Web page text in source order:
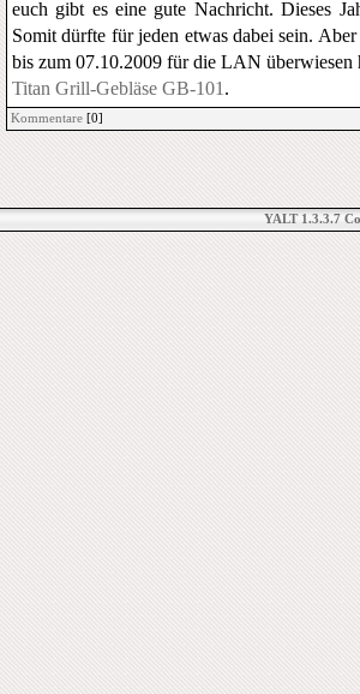
euch gibt es eine gute Nachricht. Dieses
Somit dürfte für jeden etwas dabei sein.
bis zum 07.10.2009 für die LAN überwiesen
Titan Grill-Gebläse GB-101 .
Kommentare [0]
YALT 1.3.3.7